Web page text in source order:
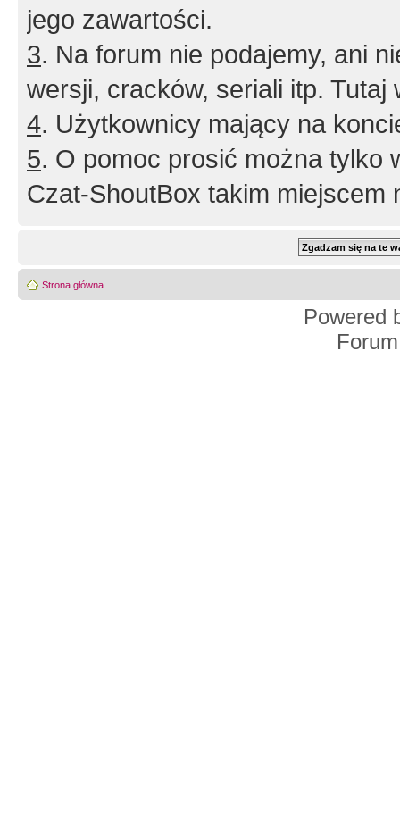
jego zawartości.
3. Na forum nie podajemy, ani
wersji, cracków, seriali itp. Tutaj
4. Użytkownicy mający na
5. O pomoc prosić można tylko
Czat-ShoutBox takim miejscem
Strona główna
Powered